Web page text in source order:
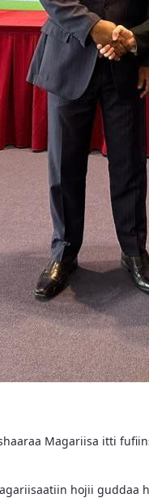
Magariisa itti
hojii guddaa